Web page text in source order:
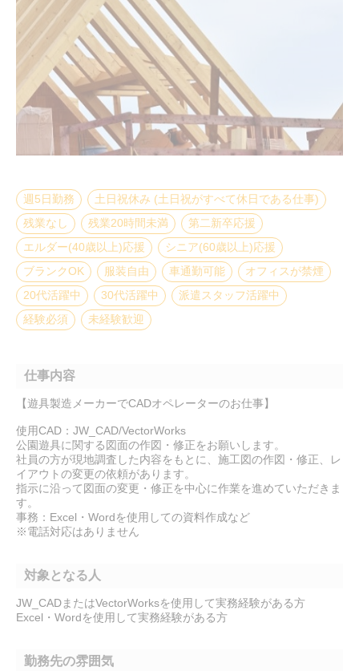
週5日勤務
土日祝休み (土日祝がすべて休日である仕事)
残業なし
残業20時間未満
第二新卒応援
エルダー(40歳以上)応援
シニア(60歳以上)応援
ブランクOK
服装自由 車通勤可能
オフィスが禁煙
20代活躍中
30代活躍中
派遣スタッフ活躍中
経験必須
未経験歓迎
仕事内容
【遊具製造メーカーでCADオペレーターのお仕事】
使用CAD：JW_CAD/VectorWorks
公園遊具に関する図面の作図・修正をお願いします。
社員の方が現地調査した内容をもとに、施工図の作図・修正、レ
イアウトの変更の依頼があります。
指示に沿って図面の変更・修正を中心に作業を進めていただきま
す。
事務：Excel・Wordを使用しての資料作成など
※電話対応はありません
対象となる人
JW_CADまたはVectorWorksを使用して実務経験がある方
Excel・Wordを使用して実務経験がある方
勤務先の雰囲気